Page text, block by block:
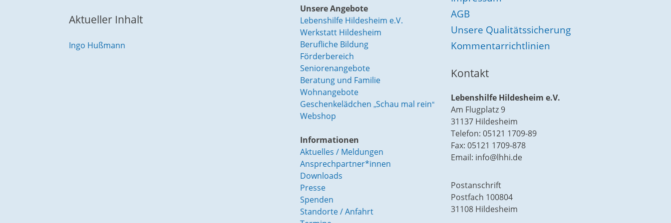
Aktueller Inhalt
Ingo Hußmann
Unsere Angebote
Lebenshilfe Hildesheim e.V.
Werkstatt Hildesheim
Berufliche Bildung
Förderbereich
Seniorenangebote
Beratung und Familie
Wohnangebote
Geschenkelädchen „Schau mal rein“
Webshop
Informationen
Aktuelles / Meldungen
Ansprechpartner*innen
Downloads
Presse
Spenden
Standorte / Anfahrt
AGB
Unsere Qualitätssicherung
Kommentarrichtlinien
Kontakt
Lebenshilfe Hildesheim e.V.
Am Flugplatz 9
31137 Hildesheim
Telefon: 05121 1709-89
Fax: 05121 1709-878
Email: info@lhhi.de
Postanschrift
Postfach 100804
31108 Hildesheim